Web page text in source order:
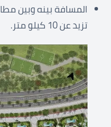
المسافة بينه وبين
تزيد عن 10 كيلو متر.